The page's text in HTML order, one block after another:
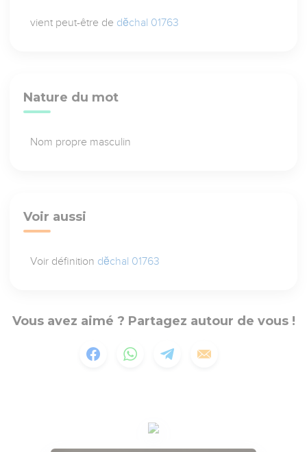
vient peut-être de dĕchal 01763
Nature du mot
Nom propre masculin
Voir aussi
Voir définition dĕchal 01763
Vous avez aimé ? Partagez autour de vous !